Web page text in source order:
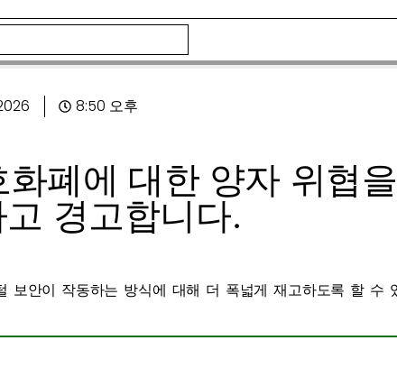
8:50 오후
폐에 대한 양자 위협을
경고합니다.
보안이 작동하는 방식에 대해 더 폭넓게 재고하도록 할 수